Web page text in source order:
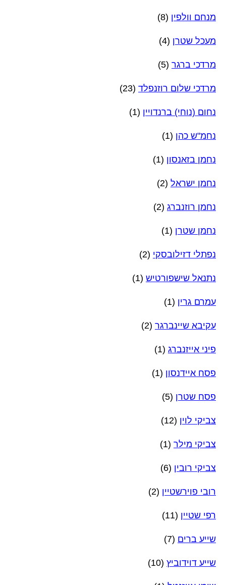
מנחם וולפין (8)
מעכל שטרן (4)
מרדכי ברגר (5)
מרדכי שלום רוזנפלד (23)
נחום (נוחי) ברנדויין (1)
נחמ"ש כהן (1)
נחמן בזאנסון (1)
נחמן ישראל (2)
נחמן רוזנברג (2)
נחמן שטרן (1)
נפתלי דזילובסקי (2)
נתנאל שישפורטיש (1)
עמרם גרין (1)
עקיבא שיינברגר (2)
פיני אייזנברג (1)
פסח איידנסון (1)
פסח שטרן (5)
צביקי לוין (12)
צביקי מילר (1)
צביקי רובין (6)
רובי פוירשטיין (2)
רפי שטיין (11)
שייע ברים (7)
שייע דוידוביץ (10)